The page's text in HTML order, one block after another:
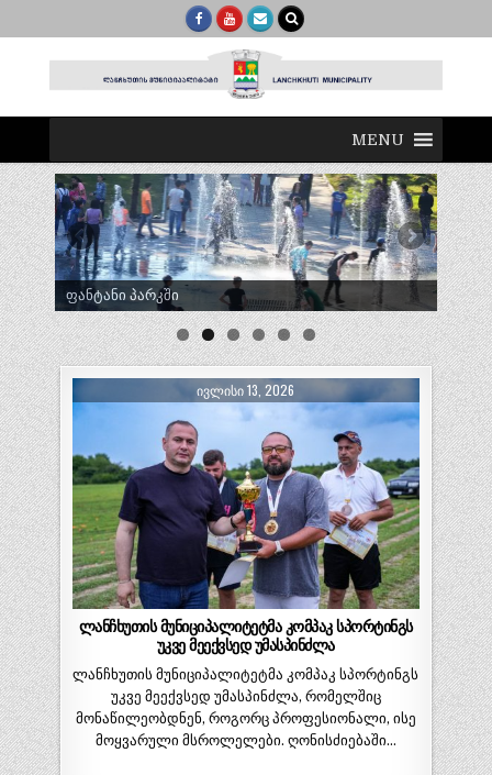
MENU
ტრადიციული ლელობურთი შუხუთში
ᲘᲕᲚᲘᲡᲘ 13, 2026
ლანჩხუთის მუნიციპალიტეტმა კომპაკ სპორტინგს
უკვე მეექვსედ უმასპინძლა
ლანჩხუთის მუნიციპალიტეტმა კომპაკ სპორტინგს
უკვე მეექვსედ უმასპინძლა, რომელშიც
მონაწილეობდნენ, როგორც პროფესიონალი, ისე
მოყვარული მსროლელები. ღონისძიებაში…